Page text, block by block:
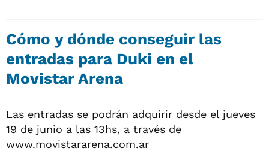
Cómo y dónde conseguir las
entradas para Duki en el
Movistar Arena
Las entradas se podrán adquirir desde el jueves
19 de junio a las 13hs, a través de
www.movistararena.com.ar